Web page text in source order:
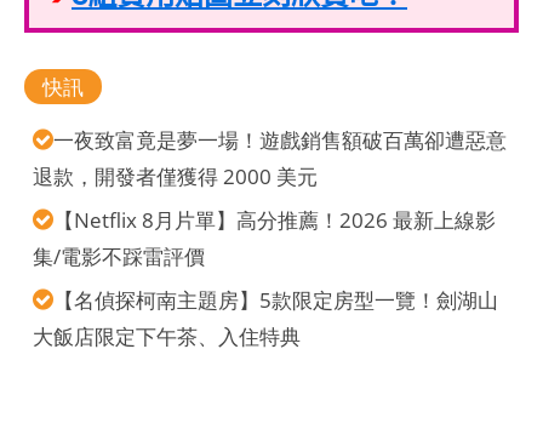
快訊
一夜致富竟是夢一場！遊戲銷售額破百萬卻遭惡意
退款，開發者僅獲得 2000 美元
【Netflix 8月片單】高分推薦！2026 最新上線影
集/電影不踩雷評價
【名偵探柯南主題房】5款限定房型一覽！劍湖山
大飯店限定下午茶、入住特典